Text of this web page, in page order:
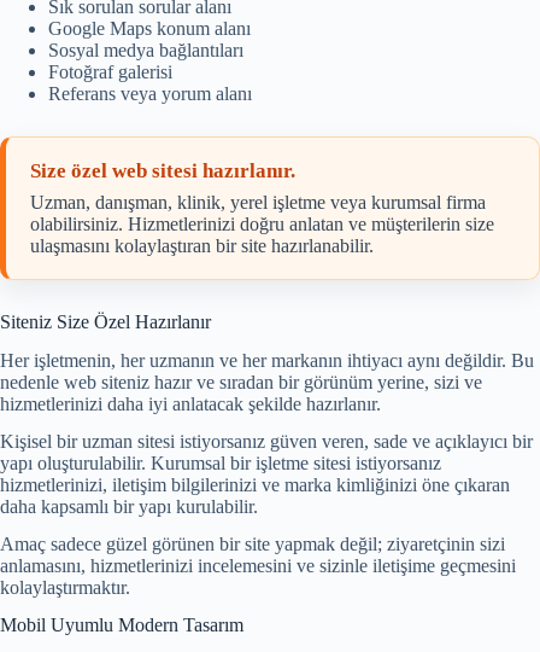
Sık sorulan sorular alanı
Google Maps konum alanı
Sosyal medya bağlantıları
Fotoğraf galerisi
Referans veya yorum alanı
Size özel web sitesi hazırlanır.
Uzman, danışman, klinik, yerel işletme veya kurumsal firma
olabilirsiniz. Hizmetlerinizi doğru anlatan ve müşterilerin size
ulaşmasını kolaylaştıran bir site hazırlanabilir.
Siteniz Size Özel Hazırlanır
Her işletmenin, her uzmanın ve her markanın ihtiyacı aynı değildir. Bu
nedenle web siteniz hazır ve sıradan bir görünüm yerine, sizi ve
hizmetlerinizi daha iyi anlatacak şekilde hazırlanır.
Kişisel bir uzman sitesi istiyorsanız güven veren, sade ve açıklayıcı bir
yapı oluşturulabilir. Kurumsal bir işletme sitesi istiyorsanız
hizmetlerinizi, iletişim bilgilerinizi ve marka kimliğinizi öne çıkaran
daha kapsamlı bir yapı kurulabilir.
Amaç sadece güzel görünen bir site yapmak değil; ziyaretçinin sizi
anlamasını, hizmetlerinizi incelemesini ve sizinle iletişime geçmesini
kolaylaştırmaktır.
Mobil Uyumlu Modern Tasarım